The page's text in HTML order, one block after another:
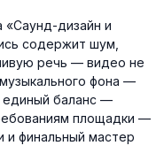
«Саунд-дизайн и
содержит шум,
речь — видео не
фона —
единый баланс —
площадки —
финальный мастер